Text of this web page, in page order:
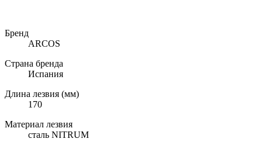
Бренд
ARCOS
Страна бренда
Испания
Длина лезвия (мм)
170
Материал лезвия
сталь NITRUM